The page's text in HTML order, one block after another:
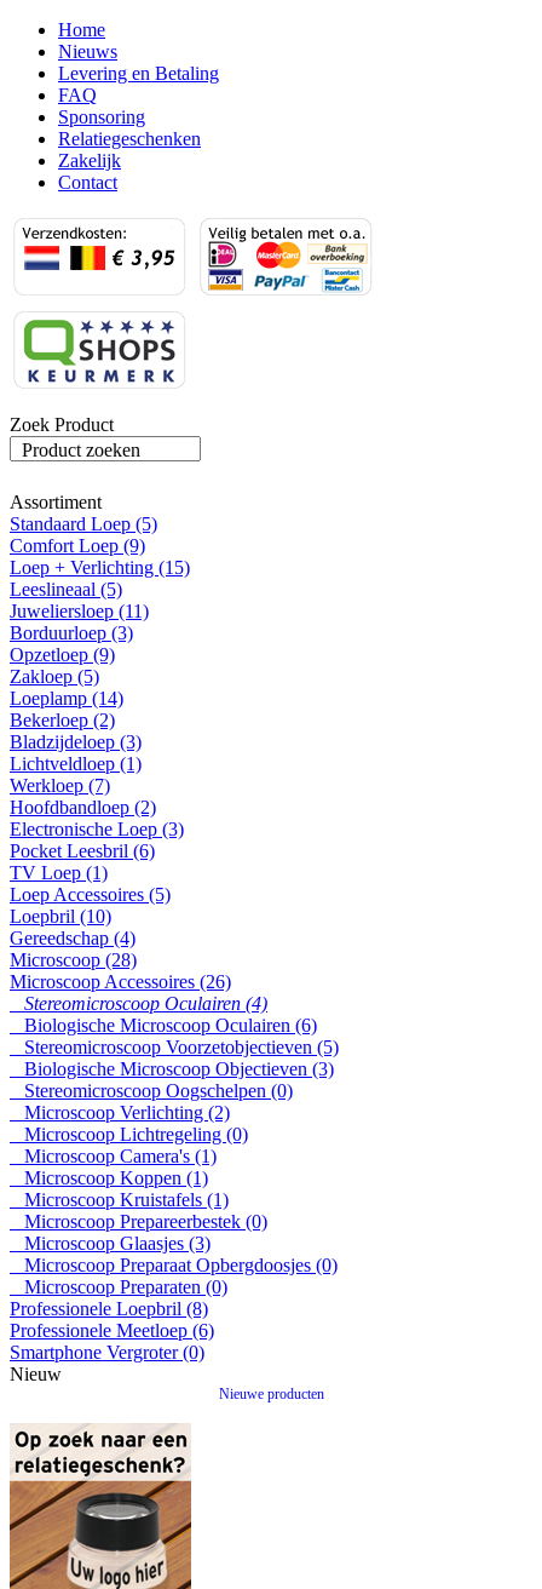
Home
Nieuws
Levering en Betaling
FAQ
Sponsoring
Relatiegeschenken
Zakelijk
Contact
Zoek Product
Product zoeken
Assortiment
Standaard Loep (5)
Comfort Loep (9)
Loep + Verlichting (15)
Leeslineaal (5)
Juweliersloep (11)
Borduurloep (3)
Opzetloep (9)
Zakloep (5)
Loeplamp (14)
Bekerloep (2)
Bladzijdeloep (3)
Lichtveldloep (1)
Werkloep (7)
Hoofdbandloep (2)
Electronische Loep (3)
Pocket Leesbril (6)
TV Loep (1)
Loep Accessoires (5)
Loepbril (10)
Gereedschap (4)
Microscoop (28)
Microscoop Accessoires (26)
Stereomicroscoop Oculairen (4)
Biologische Microscoop Oculairen (6)
Stereomicroscoop Voorzetobjectieven (5)
Biologische Microscoop Objectieven (3)
Stereomicroscoop Oogschelpen (0)
Microscoop Verlichting (2)
Microscoop Lichtregeling (0)
Microscoop Camera's (1)
Microscoop Koppen (1)
Microscoop Kruistafels (1)
Microscoop Prepareerbestek (0)
Microscoop Glaasjes (3)
Microscoop Preparaat Opbergdoosjes (0)
Microscoop Preparaten (0)
Professionele Loepbril (8)
Professionele Meetloep (6)
Smartphone Vergroter (0)
Nieuw
Nieuwe producten